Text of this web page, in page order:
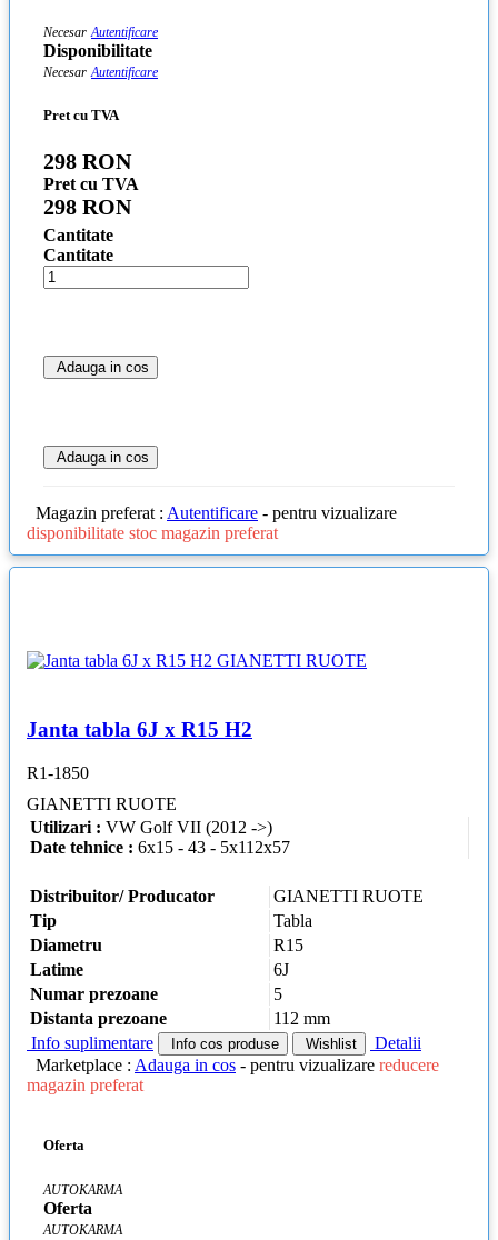
Necesar Autentificare
Disponibilitate
Necesar Autentificare
Pret cu TVA
298 RON
Pret cu TVA
298 RON
Cantitate
Cantitate
Adauga in cos
Adauga in cos
Magazin preferat : Autentificare - pentru vizualizare
disponibilitate stoc magazin preferat
Janta tabla 6J x R15 H2
R1-1850
GIANETTI RUOTE
Utilizari : VW Golf VII (2012 ->)
Date tehnice : 6x15 - 43 - 5x112x57
Distribuitor/ Producator
GIANETTI RUOTE
Tip
Tabla
Diametru
R15
Latime
6J
Numar prezoane
5
Distanta prezoane
112 mm
Info suplimentare
Info cos produse Wishlist
Detalii
Marketplace : Adauga in cos - pentru vizualizare reducere
magazin preferat
Oferta
AUTOKARMA
Oferta
AUTOKARMA